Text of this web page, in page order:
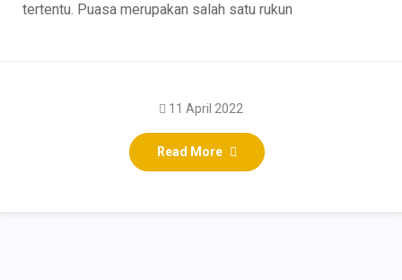
tertentu. Puasa merupakan salah satu rukun
Read More
11 April 2022